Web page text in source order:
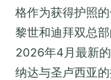
格作为获得护照
黎世和迪拜双总
2026年4月最新
纳达与圣卢西亚